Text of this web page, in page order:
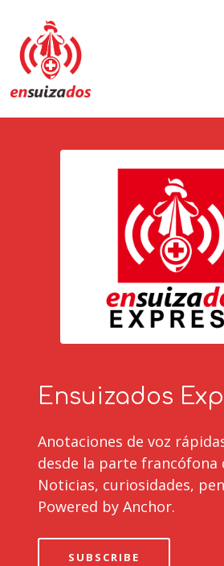
Ensuizados
Anotaciones de voz
desde la parte francófona
Noticias, curiosidades,
Powered by Anchor.
SUBSCRIBE